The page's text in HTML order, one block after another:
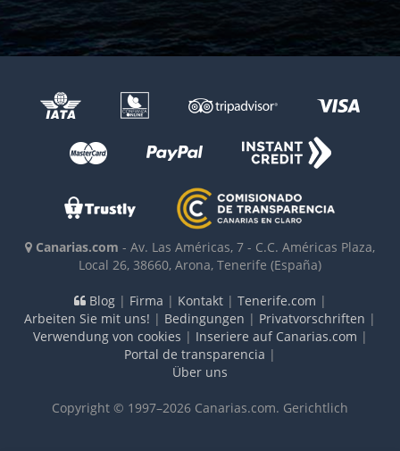
Canarias.com - Av. Las Américas, 7 - C.C. Américas Plaza,
Local 26, 38660, Arona, Tenerife (España)
Blog| Firma | Kontakt| Tenerife.com |
Arbeiten Sie mit uns! | Bedingungen | Privatvorschriften |
Verwendung von cookies | Inseriere auf Canarias.com |
Portal de transparencia |
Über uns
Copyright © 1997–2026 Canarias.com. Gerichtlich